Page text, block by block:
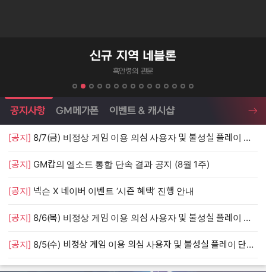
신규 지역 네블론
흑안령의 관문
엘소드 소식
공지사항 GM메가폰 이벤트 & 캐시샵
[공지] 8/7(금) 비정상 게임 이용 의심 사용자 및 불성실 플레이 단속 안내
[공지] GM캅의 엘소드 통합 단속 결과 공지 (8월 1주)
[공지] 넥슨 X 네이버 이벤트 ‘시즌 혜택’ 진행 안내
[공지] 8/6(목) 비정상 게임 이용 의심 사용자 및 불성실 플레이 단속 안내
[공지] 8/5(수) 비정상 게임 이용 의심 사용자 및 불성실 플레이 단속 안내